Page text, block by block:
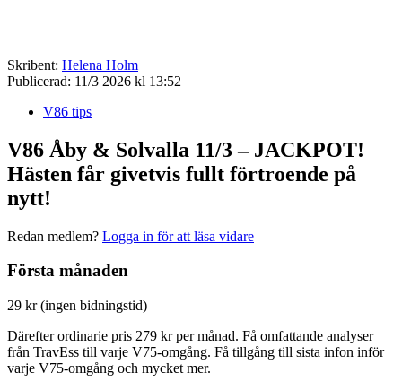
Skribent: Helena Holm
Publicerad: 11/3 2026 kl 13:52
V86 tips
V86 Åby & Solvalla 11/3 – JACKPOT!
Hästen får givetvis fullt förtroende på
nytt!
Redan medlem? Logga in för att läsa vidare
Första månaden
29 kr (ingen bidningstid)
Därefter ordinarie pris 279 kr per månad. Få omfattande analyser
från TravEss till varje V75-omgång. Få tillgång till sista infon inför
varje V75-omgång och mycket mer.